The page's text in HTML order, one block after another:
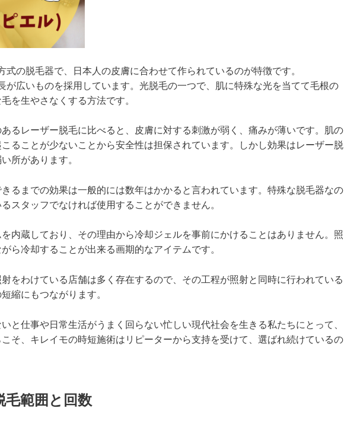
式の脱毛器で、日本人の皮膚に合わせて作られているのが特徴です。
が広いものを採用しています。光脱毛の一つで、肌に特殊な光を当てて毛根の
を生やさなくする方法です。
るレーザー脱毛に比べると、皮膚に対する刺激が弱く、痛みが薄いです。肌の
こることが少ないことから安全性は担保されています。しかし効果はレーザー脱
所があります。
るまでの効果は一般的には数年はかかると言われています。特殊な脱毛器なの
スタッフでなければ使用することができません。
内蔵しており、その理由から冷却ジェルを事前にかけることはありません。照
ら冷却することが出来る画期的なアイテムです。
をわけている店舗は多く存在するので、その工程が照射と同時に行われている
縮にもつながります。
と仕事や日常生活がうまく回らない忙しい現代社会を生きる私たちにとって、
そ、キレイモの時短施術はリピーターから支持を受けて、選ばれ続けているの
毛範囲と回数